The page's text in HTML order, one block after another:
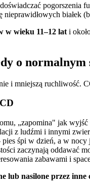
pogorszenia
nieprawidłowych białek
w wieku 11–12 lat i
o normalnym
i mniejszą
„zapomina" jak
z ludźmi i innymi
śpi w dzień, a w
zaczynają oddawać
zabawami i
lub nasilone przez inne